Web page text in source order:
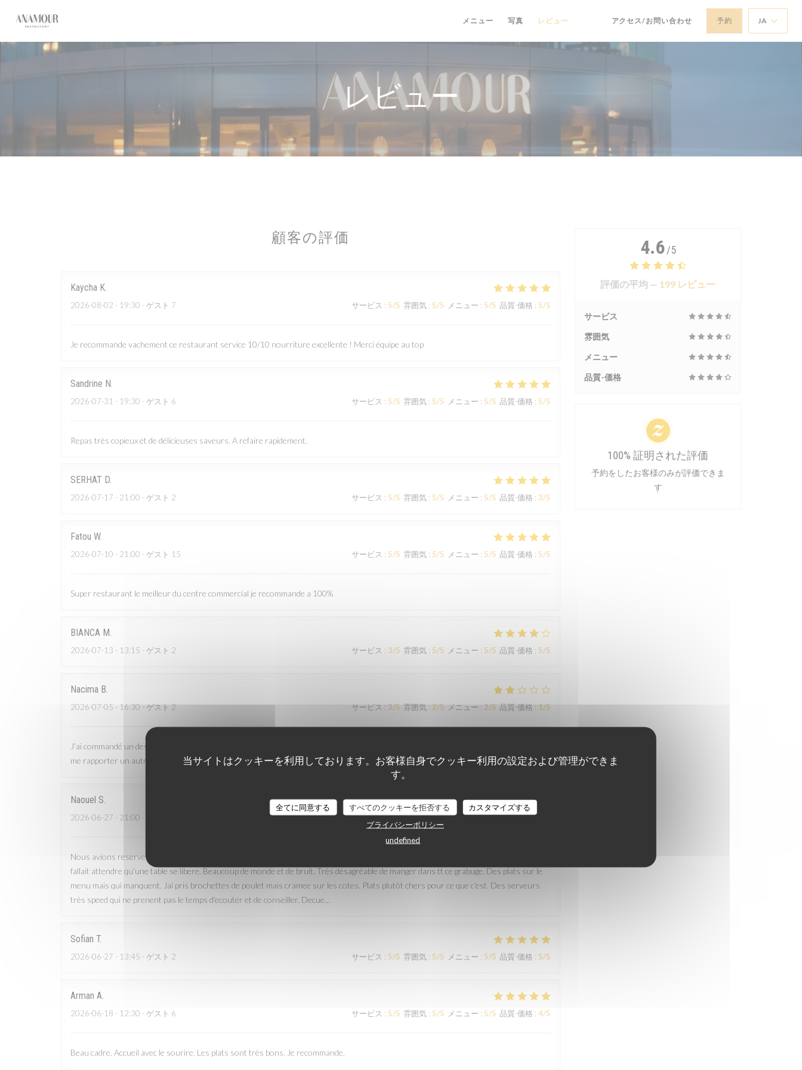
当サイトはクッキーを利用しております。お客様自身でクッキー利用の設定および管理ができま
す。
全てに同意する すべてのクッキーを拒否する
カスタマイズする
プライバシーポリシー
undefined
メニュー 写真 レビュー
((新しいウィンドウで開きます))
((新しいウィンドウで開きます))
アクセス/お問い合わせ 予約 JA
レビュー
顧客の評価
Kaycha K
2026-08-02 - 19:30 - ゲスト 7 サービス : 5/5 雰囲気 : 5/5 メニュー : 5/5 品質-価格 : 5/5
Je recommande vachement ce restaurant service 10/10 nourriture excellente ! Merci équipe au top
Sandrine N
2026-07-31 - 19:30 - ゲスト 6 サービス : 5/5 雰囲気 : 5/5 メニュー : 5/5 品質-価格 : 5/5
Repas très copieux et de délicieuses saveurs. A refaire rapidement.
SERHAT D
2026-07-17 - 21:00 - ゲスト 2 サービス : 5/5 雰囲気 : 5/5 メニュー : 5/5 品質-価格 : 3/5
Fatou W
2026-07-10 - 21:00 - ゲスト 15 サービス : 5/5 雰囲気 : 5/5 メニュー : 5/5 品質-価格 : 5/5
Super restaurant le meilleur du centre commercial je recommande a 100%
BIANCA M
2026-07-13 - 13:15 - ゲスト 2 サービス : 3/5 雰囲気 : 5/5 メニュー : 5/5 品質-価格 : 5/5
Nacima B
2026-07-05 - 16:30 - ゲスト 2 サービス : 3/5 雰囲気 : 2/5 メニュー : 2/5 品質-価格 : 1/5
J’ai commandé un dessert dans lequel il y avait un cheveu. Lorsque j’ai demandé qu’on me le remplace, ils ont mis beaucoup de temps à
me rapporter un autre dessert. Finalement, ils m’ont servi le même dessert, avec la glace complètement fondue.
Naouel S
2026-06-27 - 21:00 - ゲスト 3 サービス:1/5 雰囲気:1/5 メニュー:1/5 品質-価格:
Nous avions reserve mais ils nous ont fait attendre au meme titre que ceux qui n’avaient pas reservé…du coup pas de table reservee. Il
fallait attendre qu’une table se libere. Beaucoup de monde et de bruit. Très désagréable de manger dans tt ce grabuge. Des plats sur le
menu mais qui manquent. Jai pris brochettes de poulet mais cramee sur les cotes. Plats plutôt chers pour ce que c’est. Des serveurs
très speed qui ne prenent pas le temps d’ecouter et de conseiller. Decue…
Sofian T
2026-06-27 - 13:45 - ゲスト 2 サービス : 5/5 雰囲気 : 5/5 メニュー : 5/5 品質-価格 : 5/5
Arman A
2026-06-18 - 12:30 - ゲスト 6 サービス : 5/5 雰囲気 : 5/5 メニュー : 5/5 品質-価格 : 4/5
Beau cadre. Accueil avec le sourire. Les plats sont très bons. Je recommande.
4.6 /5
評価の平均 — 199 レビュー
サービス
雰囲気
メニュー
品質-価格
100% 証明された評価
予約をしたお客様のみが評価できま
す